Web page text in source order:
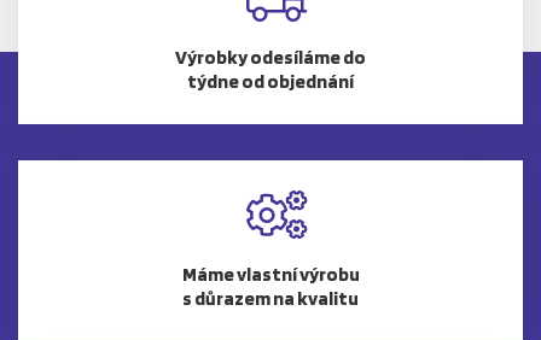
Výrobky odesíláme do
týdne od objednání
Máme vlastní výrobu
s důrazem na kvalitu